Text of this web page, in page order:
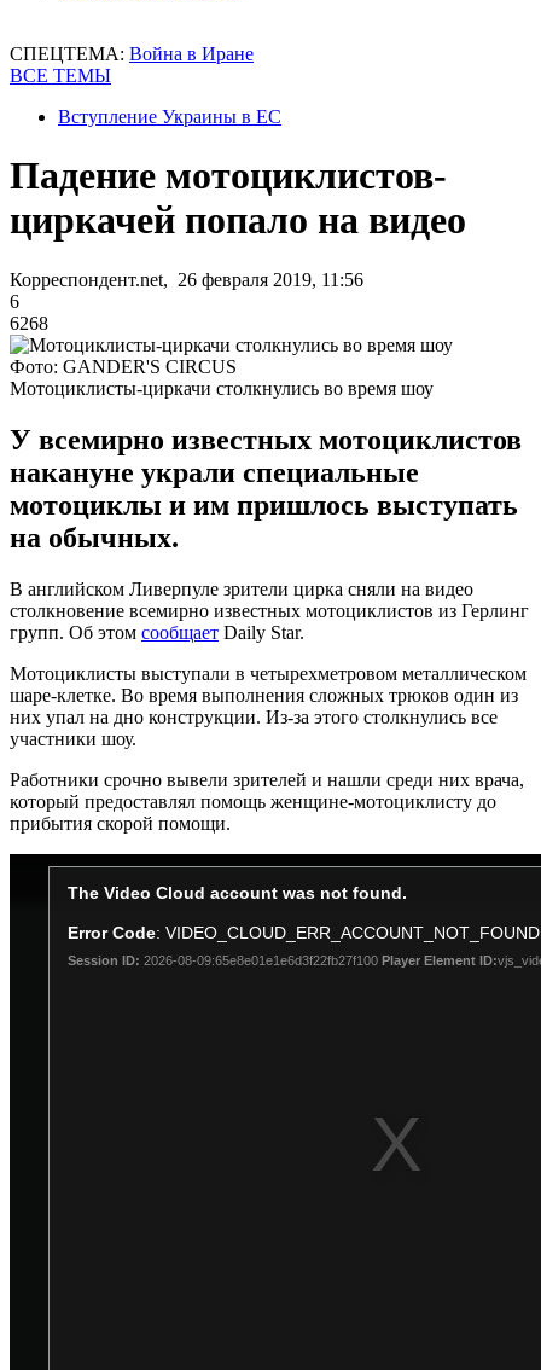
СПЕЦТЕМА: Война в Иране
ВСЕ ТЕМЫ
Вступление Украины в ЕС
Падение мотоциклистов-
циркачей попало на видео
Корреспондент.net, 26 февраля 2019, 11:56
6
6268
Фото: GANDER'S CIRCUS
Мотоциклисты-циркачи столкнулись во время шоу
У всемирно известных мотоциклистов
накануне украли специальные
мотоциклы и им пришлось выступать
на обычных.
В английском Ливерпуле зрители цирка сняли на видео
столкновение всемирно известных мотоциклистов из Герлинг
групп. Об этом сообщает Daily Star.
Мотоциклисты выступали в четырехметровом металлическом
шаре-клетке. Во время выполнения сложных трюков один из
них упал на дно конструкции. Из-за этого столкнулись все
участники шоу.
Работники срочно вывели зрителей и нашли среди них врача,
который предоставлял помощь женщине-мотоциклисту до
прибытия скорой помощи.